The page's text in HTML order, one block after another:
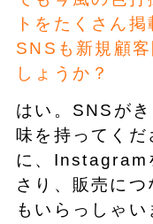
トをたくさん
SNSも新規顧
しょうか？
はい。SNSが
味を持ってく
に、Instagram
さり、販売につ
もいらっしゃ